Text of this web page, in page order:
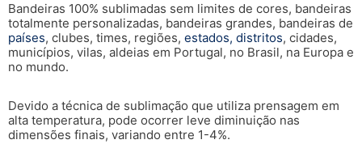
Bandeiras 100% sublimadas sem limites de cores, bandeiras
totalmente personalizadas, bandeiras grandes, bandeiras de
países, clubes, times, regiões, estados, distritos, cidades,
municípios, vilas, aldeias em Portugal, no Brasil, na Europa e
no mundo.
Devido a técnica de sublimação que utiliza prensagem em
alta temperatura, pode ocorrer leve diminuição nas
dimensões finais, variando entre 1-4%.